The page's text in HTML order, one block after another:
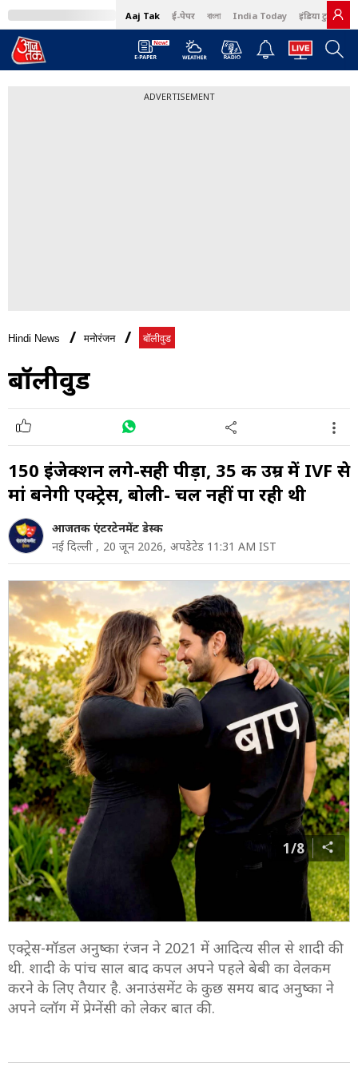
Aaj Tak ई-पेपर বাংলা India Today इंडिया टुडे हिंदी
ADVERTISEMENT
Hindi News मनोरंजन बॉलीवुड
बॉलीवुड
150 इंजेक्शन लगे-सही पीड़ा, 35 की उम्र में IVF से
मां बनेगी एक्ट्रेस, बोली- चल नहीं पा रही थी
आजतक एंटरटेनमेंट डेस्क
नई दिल्ली , 20 जून 2026, अपडेटेड 11:31 AM IST
1/8
एक्ट्रेस-मॉडल अनुष्का रंजन ने 2021 में आदित्य सील से शादी की
थी. शादी के पांच साल बाद कपल अपने पहले बेबी का वेलकम
करने के लिए तैयार है. अनाउंसमेंट के कुछ समय बाद अनुष्का ने
अपने व्लॉग में प्रेग्नेंसी को लेकर बात की.